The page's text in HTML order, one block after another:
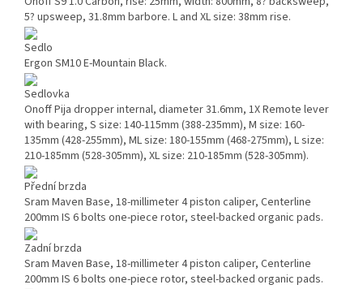
5? upsweep, 31.8mm barbore. L and XL size: 38mm rise.
Sedlo
Ergon SM10 E-Mountain Black.
Sedlovka
Onoff Pija dropper internal, diameter 31.6mm, 1X Remote lever
with bearing, S size: 140-115mm (388-235mm), M size: 160-
135mm (428-255mm), ML size: 180-155mm (468-275mm), L size:
210-185mm (528-305mm), XL size: 210-185mm (528-305mm).
Přední brzda
Sram Maven Base, 18-millimeter 4 piston caliper, Centerline
200mm IS 6 bolts one-piece rotor, steel-backed organic pads.
Zadní brzda
Sram Maven Base, 18-millimeter 4 piston caliper, Centerline
200mm IS 6 bolts one-piece rotor, steel-backed organic pads.